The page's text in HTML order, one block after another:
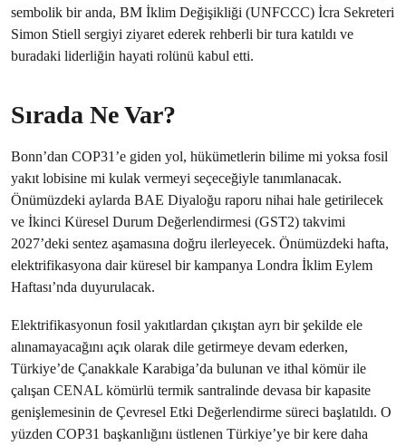
sembolik bir anda, BM İklim Değişikliği (UNFCCC) İcra Sekreteri
Simon Stiell sergiyi ziyaret ederek rehberli bir tura katıldı ve
buradaki liderliğin hayati rolünü kabul etti.
Sırada Ne Var?
Bonn’dan COP31’e giden yol, hükümetlerin bilime mi yoksa fosil
yakıt lobisine mi kulak vermeyi seçeceğiyle tanımlanacak.
Önümüzdeki aylarda BAE Diyaloğu raporu nihai hale getirilecek
ve İkinci Küresel Durum Değerlendirmesi (GST2) takvimi
2027’deki sentez aşamasına doğru ilerleyecek. Önümüzdeki hafta,
elektrifikasyona dair küresel bir kampanya Londra İklim Eylem
Haftası’nda duyurulacak.
Elektrifikasyonun fosil yakıtlardan çıkıştan ayrı bir şekilde ele
alınamayacağını açık olarak dile getirmeye devam ederken,
Türkiye’de Çanakkale Karabiga’da bulunan ve ithal kömür ile
çalışan CENAL kömürlü termik santralinde devasa bir kapasite
genişlemesinin de Çevresel Etki Değerlendirme süreci başlatıldı. O
yüzden COP31 başkanlığını üstlenen Türkiye’ye bir kere daha